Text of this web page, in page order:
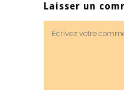
Laisser un